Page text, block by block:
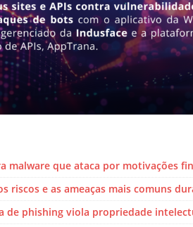
malware que ataca por motivações
riscos e as ameaças mais comuns
de phishing viola propriedade